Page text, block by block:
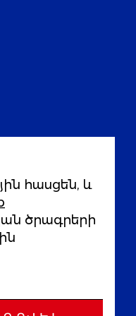
հասցեն, և
ծրագրերի